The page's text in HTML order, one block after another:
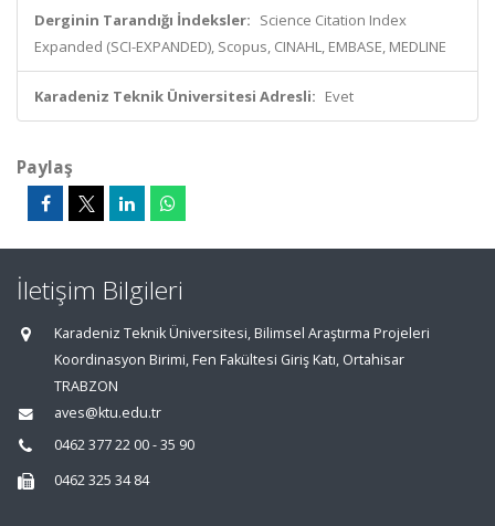
Derginin Tarandığı İndeksler: Science Citation Index
Expanded (SCI-EXPANDED), Scopus, CINAHL, EMBASE, MEDLINE
Karadeniz Teknik Üniversitesi Adresli: Evet
Paylaş
İletişim Bilgileri
Karadeniz Teknik Üniversitesi, Bilimsel Araştırma Projeleri
Koordinasyon Birimi, Fen Fakültesi Giriş Katı, Ortahisar
TRABZON
aves@ktu.edu.tr
0462 377 22 00 - 35 90
0462 325 34 84